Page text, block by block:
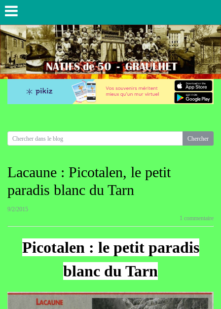
Lacaune : Picotalen, le petit
paradis blanc du Tarn
9/2/2015
1 commentaire
Picotalen : le petit paradis
blanc du Tarn